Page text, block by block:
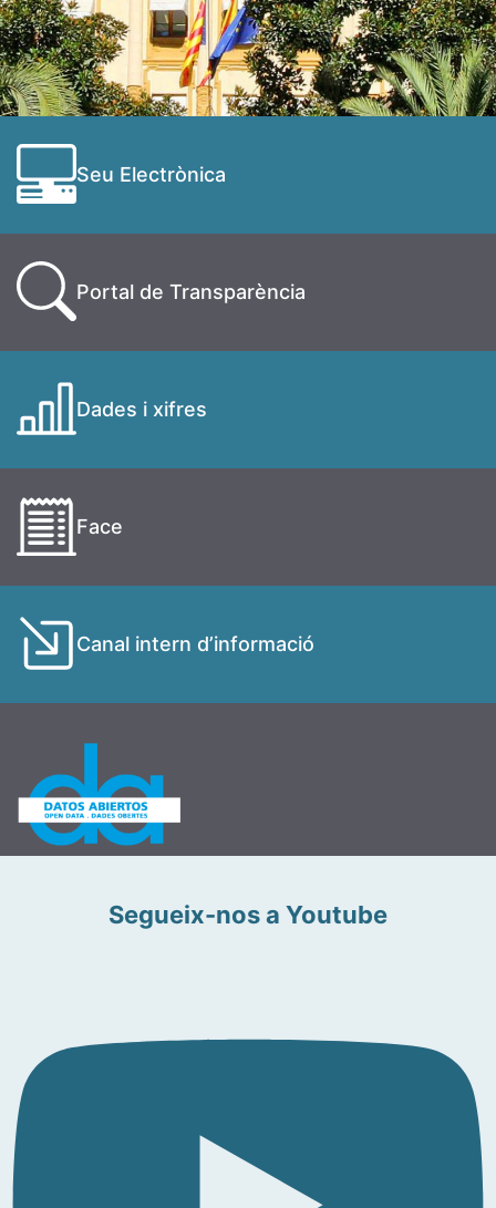
Seu Electrònica
Portal de Transparència
Dades i xifres
Face
Canal intern d’informació
Segueix-nos a Youtube